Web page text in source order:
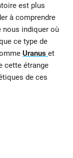
est plus
à comprendre
indiquer où
ce type de
Uranus et
cette étrange
de ces